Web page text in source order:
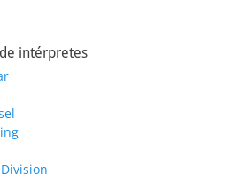
intérpretes